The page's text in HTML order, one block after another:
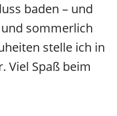
baden – und
sommerlich
stelle ich in
Viel Spaß beim